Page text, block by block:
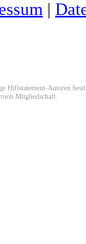
|
Hifistatement-Autoren
Mitgliedschaft.